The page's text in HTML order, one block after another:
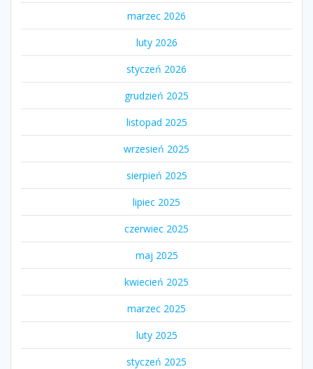
marzec 2026
luty 2026
styczeń 2026
grudzień 2025
listopad 2025
wrzesień 2025
sierpień 2025
lipiec 2025
czerwiec 2025
maj 2025
kwiecień 2025
marzec 2025
luty 2025
styczeń 2025